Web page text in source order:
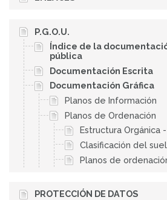
P.G.O.U.
Índice de la
pública
Documentación Escrita
Documentación Gráfica
Planos de Información
Planos de Ordenación
Estructura Orgánica -
Clasificación del
Planos de
PROTECCIÓN DE DATOS